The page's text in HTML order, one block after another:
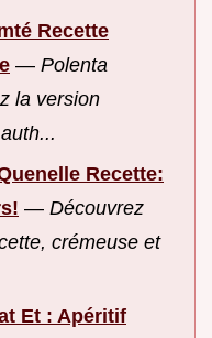
Recette
— Polenta
la version
Recette:
— Découvrez
crémeuse et
Et : Apéritif